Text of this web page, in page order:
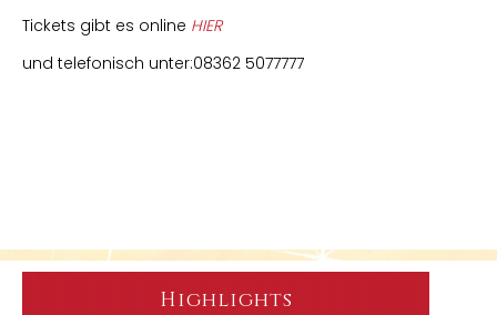
Tickets gibt es online HIER
und telefonisch unter:08362 5077777
Highlights